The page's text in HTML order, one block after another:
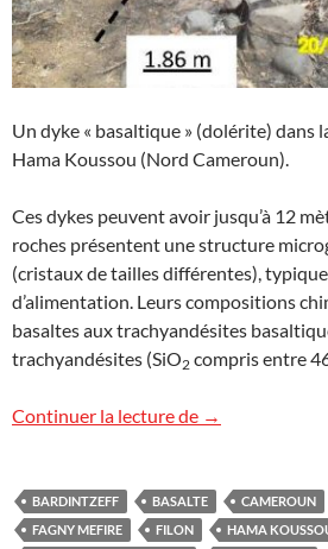
Un dyke « basaltique » (dolérite) dans
Hama Koussou (Nord Cameroun).
Ces dykes peuvent avoir jusqu’à 12
roches présentent une structure
(cristaux de tailles différentes),
d’alimentation. Leurs compositions
basaltes aux trachyandésites
trachyandésites (SiO2 compris entre
Continuer la lecture de Filons
→
BARDINTZEFF BASALTE CAMEROUN
FAGNY MEFIRE
FILON HAMA